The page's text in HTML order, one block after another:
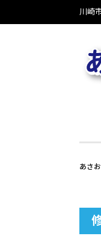
川崎
あさ